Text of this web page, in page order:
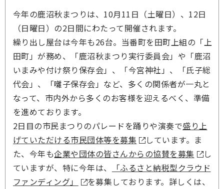
今年の鹿沼秋まつりは、10月11日（土曜日）、12日
（日曜日）の2日間にわたって開催されます。
繰り出し屋台は今年も26台。当番町を田町上組の「上
田町」が務め、「鹿沼秋まつり実行委員会」や「鹿沼
いまみや付け祭り保存会」、「今宮神社」、「氏子総
代会」、「囃子保存会」など、多くの関係者が一丸と
なって、市内外から多くのお客様を迎えるべく、準備
を進めております。
2日目の市民まつりのパレードを踊りや演奏で盛り上
げていただける市民団体等を募集
しています。ま
た、今年も企業や団体の皆さんからの協賛を募集
し
ていますが、特に今年は、
「ふるさと納税型クラウド
ファンディング」
を募集しております。詳しくは、